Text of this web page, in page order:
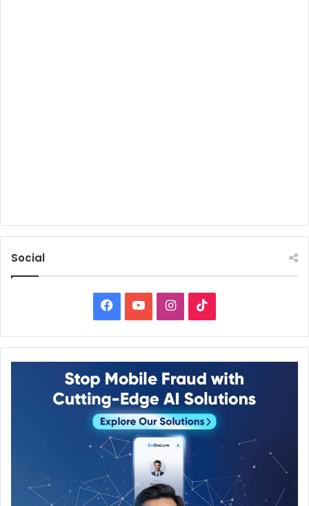
Social
Facebook
YouTubeInstagram